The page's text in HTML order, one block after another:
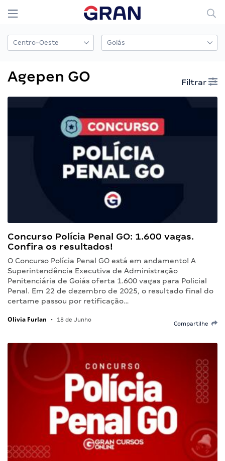
Agepen GO Filtrar
Concurso Polícia Penal GO: 1.600 vagas.
Confira os resultados!
O Concurso Polícia Penal GO está em andamento! A
Superintendência Executiva de Administração
Penitenciária de Goiás oferta 1.600 vagas para Policial
Penal. Em 22 de dezembro de 2025, o resultado final do
certame passou por retificação…
Olivia Furlan • 18 de Junho
Compartilhe